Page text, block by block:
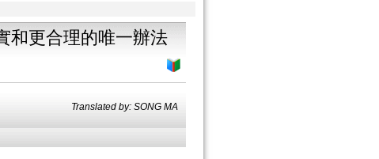
和更合理的唯一辦法
Translated by: SONG MA